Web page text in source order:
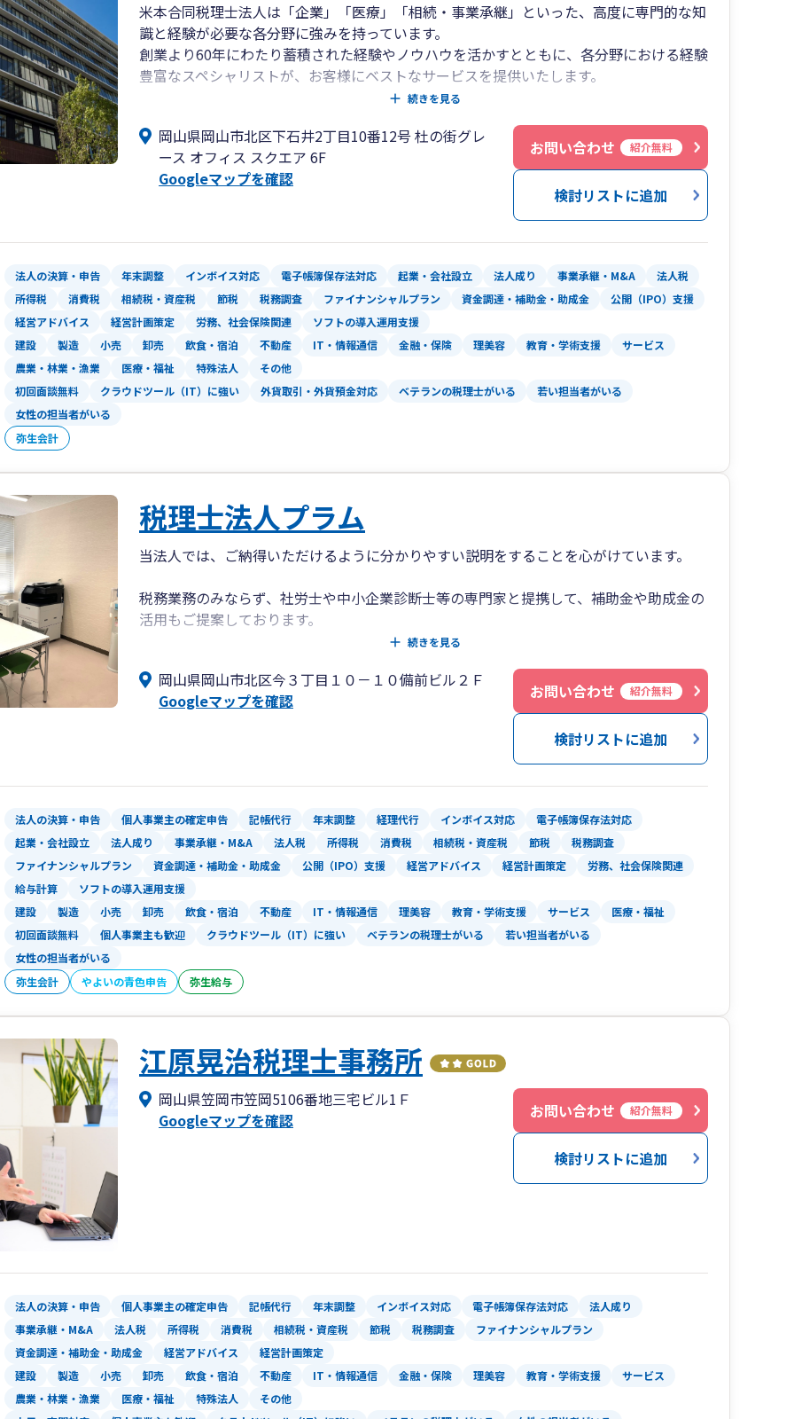
米本合同税理士法人は「企業」「医療」「相続・事業承継」といった、高度に専門的な知
識と経験が必要な各分野に強みを持っています。
創業より60年にわたり蓄積された経験やノウハウを活かすとともに、各分野における経験
豊富なスペシャリストが、お客様にベストなサービスを提供いたします。
身、みどり合同会計）として開業し、
2012年7月に米本合同税理士法人へ事業譲渡を行いました。現在は「杜の街グレース オフ
ィス スクエア」に事務所がございます。
岡山事務所スタッフの平均年齢は30代と若いメンバーが多く中四国エリア全域に関与先を
有しており、県内・県外問わず、毎月の訪問に加え、オンラインサービス等を利用した迅
速な対応を心掛けております。
岡山事務所では、中長期計画の策定支援により事業計画を更に具体化し、面談時には対計
画比で損益・貸借及びキャッシュフローを確認する事で、より正確な現状報告・決算予測
が可能になり、多くの関与先様よりご好評いただいております。
また、資産税に特化した税理士による相続対策及び事業承継対策を実施し、法人・個人に
スを、経験豊富なスタッフが提供しています。
続きを見る
岡山県岡山市北区下石井2丁目10番12号 杜の街グレ
ース オフィス スクエア 6F
Googleマップを確認
お問い合わせ 紹介無料
検討リストに追加
法人の決算・申告 年末調整 インボイス対応 電子帳簿保存法対応 起業・会社設立 法人成り 事業承継・M&A
法人税
所得税
消費税 相続税・資産税 節税 税務調査 ファイナンシャルプラン 資金調達・補助金・助成金
公開（IPO）支援
経営アドバイス
経営計画策定 労務、社会保険関連
ソフトの導入運用支援
建設
製造 小売 卸売 飲食・宿泊 不動産 IT・情報通信 金融・保険 理美容 教育・学術支援
サービス
農業・林業・漁業
医療・福祉 特殊法人
その他
初回面談無料
クラウドツール（IT）に強い 外貨取引・外貨預金対応 ベテランの税理士がいる
若い担当者がいる
女性の担当者がいる
弥生会計
税理士法人プラム
当法人では、ご納得いただけるように分かりやすい説明をすることを心がけています。
税務業務のみならず、社労士や中小企業診断士等の専門家と提携して、補助金や助成金の
活用もご提案しております。
また経営計画の策定や、売上や利益の改善のための予算策定、黒字化に向けての各種分析
クラウド会計の導入による経理業務や給与計算の効率化の支援も実施しており、記帳代行
続きを見る
岡山県岡山市北区今３丁目１０－１０備前ビル２Ｆ
Googleマップを確認
お問い合わせ 紹介無料
検討リストに追加
法人の決算・申告 個人事業主の確定申告 記帳代行 年末調整 経理代行 インボイス対応
電子帳簿保存法対応
起業・会社設立
法人成り 事業承継・M&A 法人税 所得税 消費税 相続税・資産税 節税
税務調査
ファイナンシャルプラン
資金調達・補助金・助成金 公開（IPO）支援 経営アドバイス 経営計画策定
労務、社会保険関連
給与計算
ソフトの導入運用支援
建設
製造 小売 卸売 飲食・宿泊 不動産 IT・情報通信 理美容 教育・学術支援 サービス
医療・福祉
初回面談無料
個人事業主も歓迎 クラウドツール（IT）に強い ベテランの税理士がいる
若い担当者がいる
女性の担当者がいる
弥生会計
やよいの青色申告 弥生給与
江原晃治税理士事務所
岡山県笠岡市笠岡5106番地三宅ビル1Ｆ
Googleマップを確認
お問い合わせ 紹介無料
検討リストに追加
法人の決算・申告 個人事業主の確定申告 記帳代行 年末調整 インボイス対応 電子帳簿保存法対応
法人成り
事業承継・M&A
法人税 所得税 消費税 相続税・資産税 節税 税務調査
ファイナンシャルプラン
資金調達・補助金・助成金
経営アドバイス
経営計画策定
建設
製造 小売 卸売 飲食・宿泊 不動産 IT・情報通信 金融・保険 理美容 教育・学術支援
サービス
農業・林業・漁業
医療・福祉 特殊法人
その他